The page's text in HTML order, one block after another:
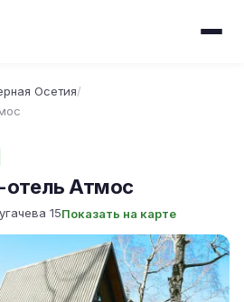
Осетия/
отель Атмос
15Показать на карте